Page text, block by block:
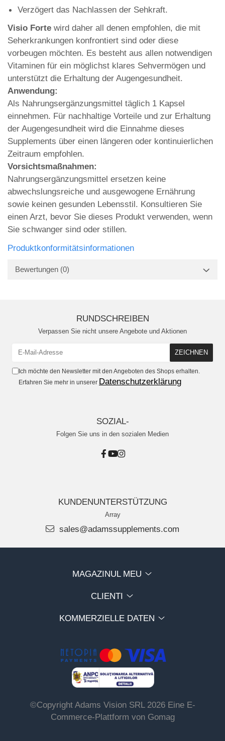
Verzögert das Nachlassen der Sehkraft.
Visio Forte wird daher all denen empfohlen, die mit
Seherkrankungen konfrontiert sind oder diese
vorbeugen möchten. Es besteht aus allen notwendigen
Vitaminen für ein möglichst klares Sehvermögen und
unterstützt die Erhaltung der Augengesundheit.
Anwendung:
Als Nahrungsergänzungsmittel täglich 1 Kapsel
einnehmen. Für nachhaltige Vorteile und zur Erhaltung
der Augengesundheit wird die Einnahme dieses
Supplements über einen längeren oder kontinuierlichen
Zeitraum empfohlen.
Vorsichtsmaßnahmen:
Nahrungsergänzungsmittel ersetzen keine
abwechslungsreiche und ausgewogene Ernährung
sowie keinen gesunden Lebensstil. Konsultieren Sie
einen Arzt, bevor Sie dieses Produkt verwenden, wenn
Sie schwanger sind oder stillen.
Produktkonformitätsinformationen
Bewertungen (0)
RUNDSCHREIBEN
Verpassen Sie nicht unsere Angebote und Aktionen
Ich möchte den Newsletter mit den Angeboten des Shops erhalten.
Erfahren Sie mehr in unserer Datenschutzerklärung
SOZIAL-
Folgen Sie uns in den sozialen Medien
KUNDENUNTERSTÜTZUNG
Array
sales@adamssupplements.com
MAGAZINUL MEU
CLIENTI
KOMMERZIELLE DATEN
©Copyright Adams Vision SRL 2026 Eine E-
Commerce-Plattform von Gomag